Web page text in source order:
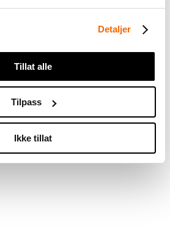
Detaljer
Tillat alle
Tilpass
Ikke tillat